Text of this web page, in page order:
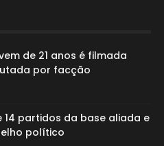
de 21 anos é filmada
por facção
14 partidos da base aliada e
político